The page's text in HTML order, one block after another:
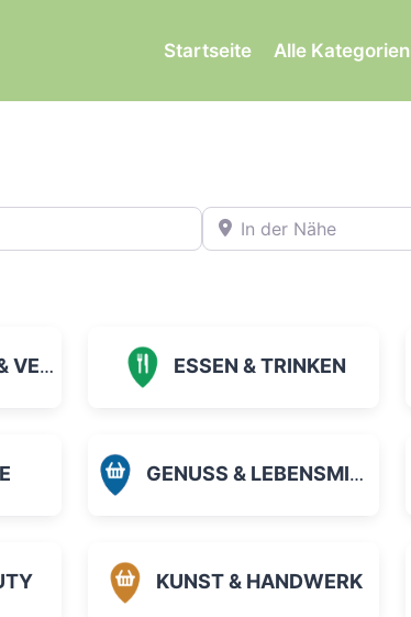
Startseite Alle Kategorien
In der Nähe
ESSEN & TRINKEN
GENUSS & LEBENSMITTEL
KUNST & HANDWERK